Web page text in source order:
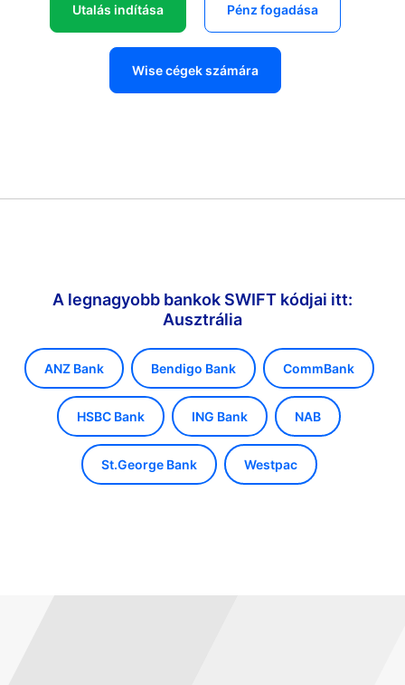
Utalás indítása Pénz fogadása
Wise cégek számára
A legnagyobb bankok SWIFT kódjai itt:
Ausztrália
ANZ Bank Bendigo Bank CommBank
HSBC Bank ING Bank NAB
St.George Bank Westpac